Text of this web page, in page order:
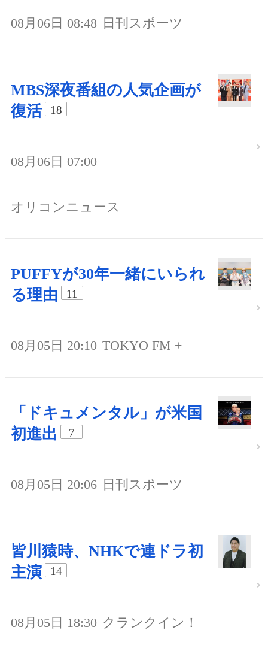
08月06日 08:48 日刊スポーツ
MBS深夜番組の人気企画が
復活
18
08月06日 07:00
オリコンニュース
PUFFYが30年一緒にいられ
る理由
11
08月05日 20:10 TOKYO FM +
「ドキュメンタル」が米国
初進出
7
08月05日 20:06 日刊スポーツ
皆川猿時、NHKで連ドラ初
主演
14
08月05日 18:30 クランクイン！